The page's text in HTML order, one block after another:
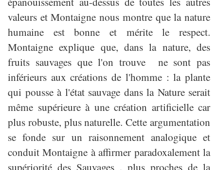
valeurs et Montaigne nous montre que la nature
humaine est bonne et mérite le respect.
Montaigne explique que, dans la nature, des
fruits sauvages que l'on trouve nesont pas
inférieurs aux créations de l'homme : la plante
qui pousse à l'état sauvage dans la Nature serait
même supérieure à une création artificielle car
plus robuste, plus naturelle. Cette argumentation
se fonde sur un raisonnement analogique et
conduit Montaigne à affirmer paradoxalement la
supériorité des Sauvages , plus proches de la